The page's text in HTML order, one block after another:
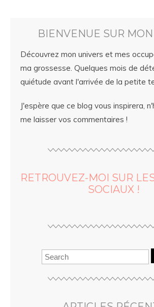
BIENVENUE SUR
Découvrez mon univers et mes
ma grossesse. Quelques mois de
quiétude avant l'arrivée de la petite
J'espère que ce blog vous inspirera,
me laisser vos commentaires !
RETROUVEZ-MOI SUR
SOCIAUX !